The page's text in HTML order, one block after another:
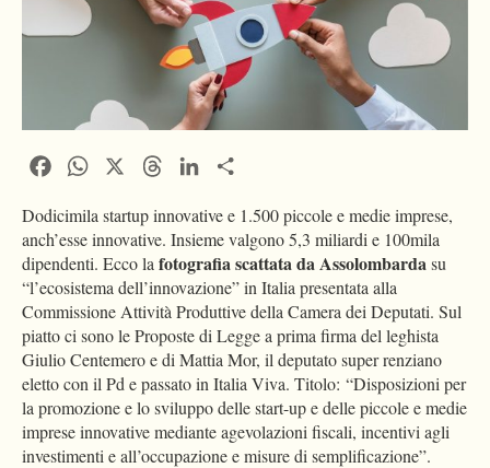
FacebookWhatsApp ThreadsLinkedIn
Dodicimila startup innovative e 1.500 piccole e medie imprese,
anch’esse innovative. Insieme valgono 5,3 miliardi e 100mila
dipendenti. Ecco la fotografia scattata da Assolombarda su
“l’ecosistema dell’innovazione” in Italia presentata alla
Commissione Attività Produttive della Camera dei Deputati. Sul
piatto ci sono le Proposte di Legge a prima firma del leghista
Giulio Centemero e di Mattia Mor, il deputato super renziano
eletto con il Pd e passato in Italia Viva. Titolo: “Disposizioni per
la promozione e lo sviluppo delle start-up e delle piccole e medie
imprese innovative mediante agevolazioni fiscali, incentivi agli
investimenti e all’occupazione e misure di semplificazione”.